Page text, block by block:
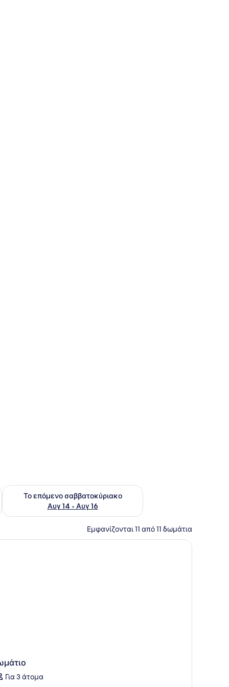
σαββατοκύριακο Αυγ 7 - Αυγ 9
Το επόμενο σαββατοκύριακο
Αυγ 14 - Αυγ 16
Έλεγχος διαθεσιμότητας για το επόμενο σαββατοκύριακο
Εμφανίζονται 11 από 11 δωμάτια
με κουρτίνες.
Για 3 άτομα